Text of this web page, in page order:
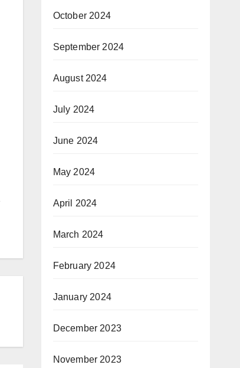
October 2024
September 2024
August 2024
July 2024
June 2024
May 2024
April 2024
March 2024
February 2024
January 2024
December 2023
November 2023